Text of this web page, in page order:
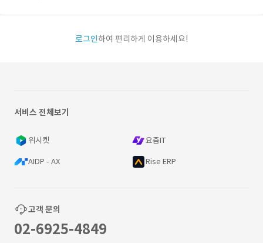
로그인하여 편리하게 이용하세요!
서비스 전체보기
위시켓 요즘IT
AIDP - AX Rise ERP
고객 문의
02-6925-4849